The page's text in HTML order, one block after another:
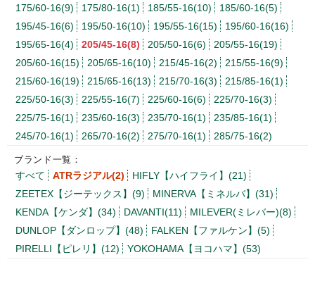
175/60-16(9)
175/80-16(1) 185/55-16(10)
185/60-16(5)
195/45-16(6)
195/50-16(10) 195/55-16(15)
195/60-16(16)
195/65-16(4)
205/45-16(8) 205/50-16(6)
205/55-16(19)
205/60-16(15)
205/65-16(10) 215/45-16(2)
215/55-16(9)
215/60-16(19)
215/65-16(13) 215/70-16(3)
215/85-16(1)
225/50-16(3)
225/55-16(7) 225/60-16(6)
225/70-16(3)
225/75-16(1)
235/60-16(3) 235/70-16(1)
235/85-16(1)
245/70-16(1)
265/70-16(2) 275/70-16(1) 285/75-16(2)
ブランド一覧：
すべて ATRラジアル(2)
HIFLY【ハイフライ】(21)
ZEETEX【ジーテックス】(9)
MINERVA【ミネルバ】(31)
KENDA【ケンダ】(34)
DAVANTI(11)
MILEVER(ミレバー)(8)
DUNLOP【ダンロップ】(48)
FALKEN【ファルケン】(5)
PIRELLI【ピレリ】(12)
YOKOHAMA【ヨコハマ】(53)